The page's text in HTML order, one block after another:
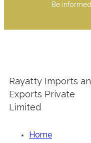
Be
Rayatty Imports
Exports Private
Limited
Home